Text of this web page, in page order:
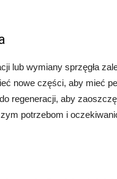
lub wymiany sprzęgła
nowe części, aby mieć
regeneracji, aby
potrzebom i